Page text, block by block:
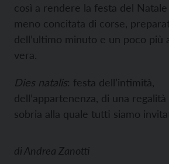
così a rendere la festa del
meno concitata di corse,
dell’ultimo minuto e un poco più
vera.
Dies natalis: festa dell’intimità,
dell’appartenenza, di una
sobria alla quale tutti siamo
diAndrea Zanotti